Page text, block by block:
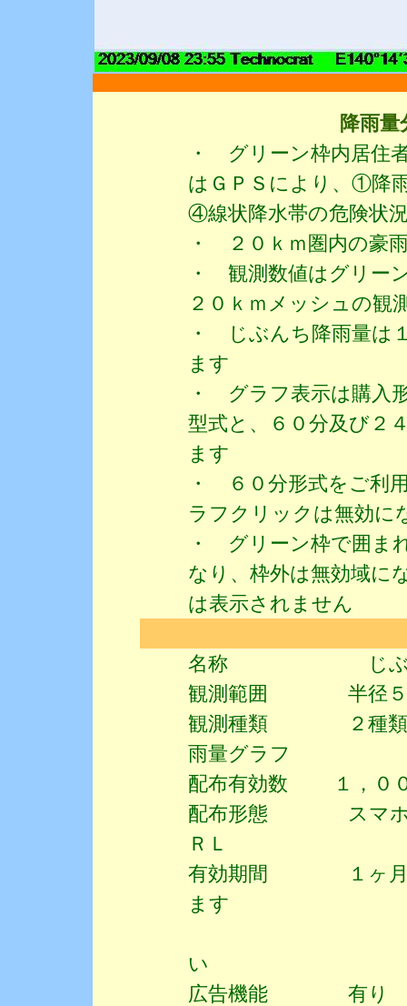
降雨
・ グリーン枠内居住
はＧＰＳにより、①降
④線状降水帯の危険状
・ ２０ｋｍ圏内の豪
・ 観測数値はグリー
２０ｋｍメッシュの観
・ じぶんち降雨量は
ます
・ グラフ表示は購入
型式と、６０分及び２
ます
・ ６０分形式をご利
ラフクリックは無効
・ グリーン枠で囲ま
なり、枠外は無効域に
は表示されません
名称 じぶんち
観測範囲 半径５
観測種類 ２種類 ２
雨量グラフ
配布有効数 １，０
配布形態 スマホ用
ＲＬ
有効期間 １ヶ月 ＊
ます
い
広告機能 有り 画